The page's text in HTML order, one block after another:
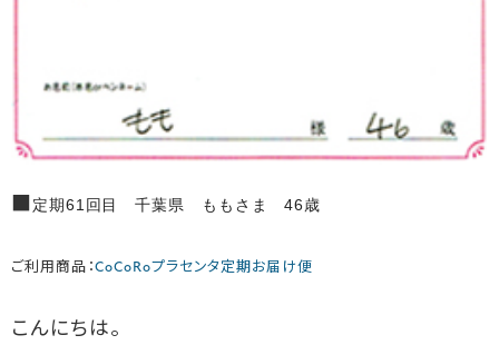
■定期61回目 千葉県 ももさま 46歳
ご利用商品：CoCoRoプラセンタ定期お届け便
こんにちは。